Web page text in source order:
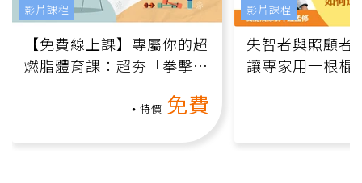
【免費線上課】專屬你的超
燃脂體育課：超夯「拳擊有
特價 免費
影片課程
失智者與照顧者
讓專家用一根棍
影片課程